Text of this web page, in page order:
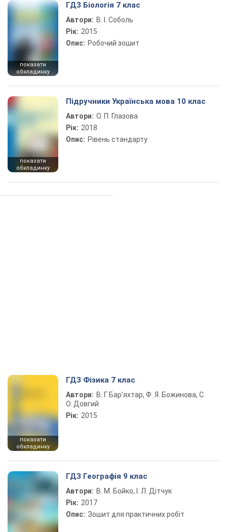
показати
обкладинку
ГДЗ Біологія 7 клас
Автори: В. І. Соболь
Рік: 2015
Опис: Робочий зошит
показати
обкладинку
Підручники Українська мова 10 клас
Автори: О. П. Глазова
Рік: 2018
Опис: Рівень стандарту
показати
обкладинку
ГДЗ Фізика 7 клас
Автори: В. Г. Бар’яхтар, Ф. Я. Божинова, С.
О. Довгий
Рік: 2015
ГДЗ Географія 9 клас
Автори: В. М. Бойко, І. Л. Дітчук
Рік: 2017
Опис: Зошит для практичних робіт